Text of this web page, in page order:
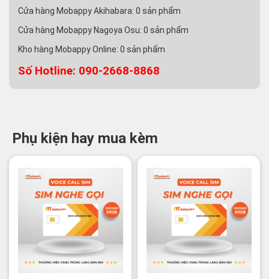
Cửa hàng Mobappy Akihabara: 0 sản phẩm
Cửa hàng Mobappy Nagoya Osu: 0 sản phẩm
Kho hàng Mobappy Online: 0 sản phẩm
Số Hotline: 090-2668-8868
Phụ kiện hay mua kèm
-21% -22%